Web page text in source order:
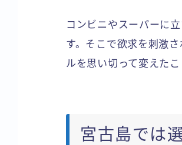
コンビニやスーパーに
す。そこで欲求を刺激
ルを思い切って変えた
宮古島では